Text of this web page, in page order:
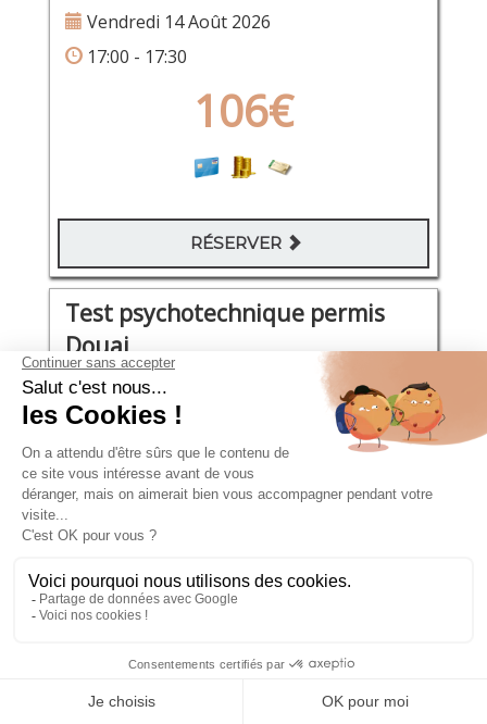
Vendredi 14 Août 2026
17:00 - 17:30
106€
RÉSERVER
Test psychotechnique permis
Douai
place Carnot (à côté de la gare SNCF)
Vendredi 14 Août 2026
08:45 - 09:30
96€
Test psychotechnique permis